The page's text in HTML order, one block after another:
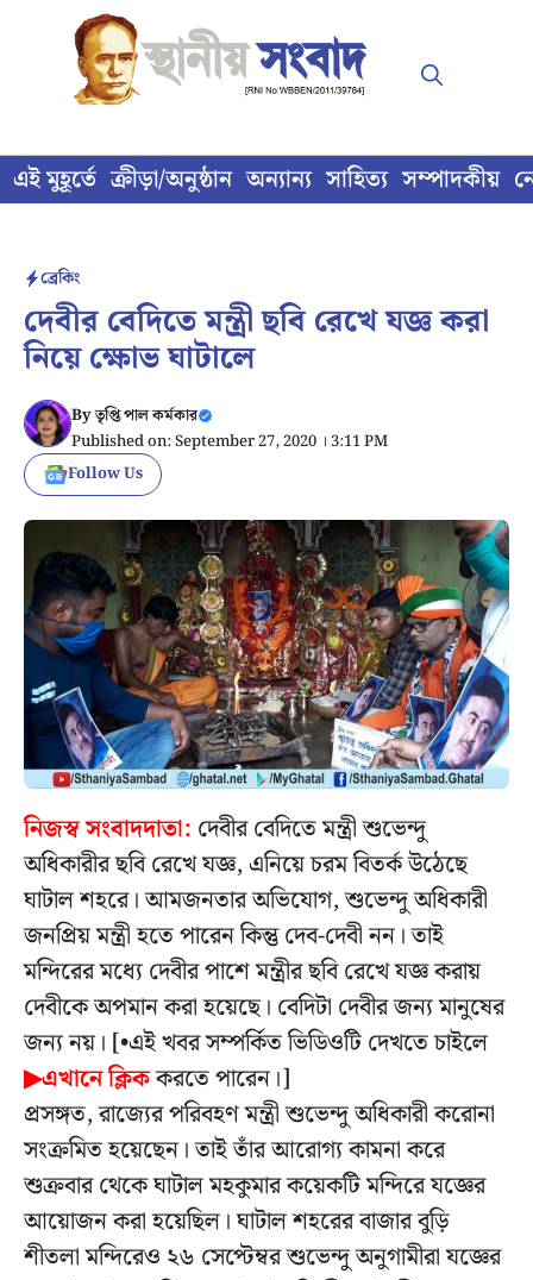
content
এই মুহূর্তে ক্রীড়া/অনুষ্ঠান অন্যান্য সাহিত্য সম্পাদকীয়
ব্রেকিং
দেবীর বেদিতে মন্ত্রী ছবি রেখে যজ্ঞ করা
নিয়ে ক্ষোভ ঘাটালে
Byতৃপ্তি পাল কর্মকার
Published on: September 27, 2020 । 3:11 PM
Follow Us
নিজস্ব সংবাদদাতা: দেবীর বেদিতে মন্ত্রী শুভেন্দু
অধিকারীর ছবি রেখে যজ্ঞ, এনিয়ে চরম বিতর্ক উঠেছে
ঘাটাল শহরে। আমজনতার অভিযোগ, শুভেন্দু অধিকারী
জনপ্রিয় মন্ত্রী হতে পারেন কিন্তু দেব-দেবী নন। তাই
মন্দিরের মধ্যে দেবীর পাশে মন্ত্রীর ছবি রেখে যজ্ঞ করায়
দেবীকে অপমান করা হয়েছে। বেদিটা দেবীর জন্য মানুষের
জন্য নয়। [•এই খবর সম্পর্কিত ভিডিওটি দেখতে চাইলে
▶এখানে ক্লিককরতে পারেন।]
প্রসঙ্গত, রাজ্যের পরিবহণ মন্ত্রী শুভেন্দু অধিকারী করোনা
সংক্রমিত হয়েছেন। তাই তাঁর আরোগ্য কামনা করে
শুক্রবার থেকে ঘাটাল মহকুমার কয়েকটি মন্দিরে যজ্ঞের
আয়োজন করা হয়েছিল। ঘাটাল শহরের বাজার বুড়ি
শীতলা মন্দিরেও ২৬ সেপ্টেম্বর শুভেন্দু অনুগামীরা যজ্ঞের